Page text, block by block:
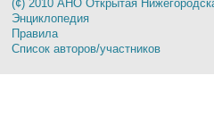
(¢) 2010 АНО Открытая
Энциклопедия
Правила
Список авторов/участников